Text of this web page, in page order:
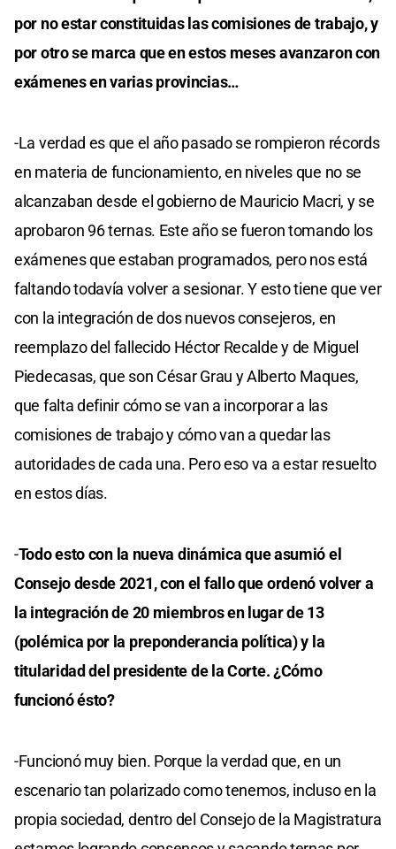
por no estar constituidas las comisiones de trabajo, y
por otro se marca que en estos meses avanzaron con
exámenes en varias provincias…
-La verdad es que el año pasado se rompieron récords
en materia de funcionamiento, en niveles que no se
alcanzaban desde el gobierno de Mauricio Macri, y se
aprobaron 96 ternas. Este año se fueron tomando los
exámenes que estaban programados, pero nos está
faltando todavía volver a sesionar. Y esto tiene que ver
con la integración de dos nuevos consejeros, en
reemplazo del fallecido Héctor Recalde y de Miguel
Piedecasas, que son César Grau y Alberto Maques,
que falta definir cómo se van a incorporar a las
comisiones de trabajo y cómo van a quedar las
autoridades de cada una. Pero eso va a estar resuelto
en estos días.
-Todo esto con la nueva dinámica que asumió el
Consejo desde 2021, con el fallo que ordenó volver a
la integración de 20 miembros en lugar de 13
(polémica por la preponderancia política) y la
titularidad del presidente de la Corte. ¿Cómo
funcionó ésto?
-Funcionó muy bien. Porque la verdad que, en un
escenario tan polarizado como tenemos, incluso en la
propia sociedad, dentro del Consejo de la Magistratura